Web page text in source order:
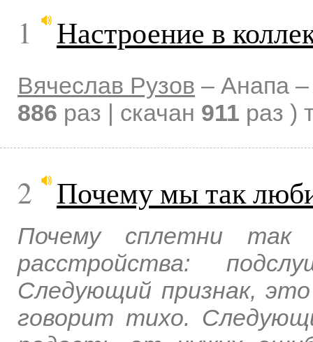
1 Настроение в
Вячеслав Рузов – Анапа
886 раз | скачан 911 раз )
2 Почему мы так
Почему сплетни так
расстройства:
Следующий признак,
говорит тихо.